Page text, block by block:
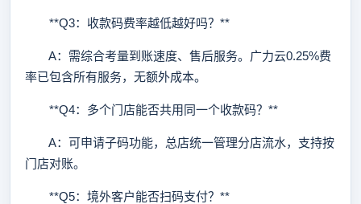
**Q3：收款码费率越低越好吗？**
A：需综合考量到账速度、售后服务。广力云0.25%费
率已包含所有服务，无额外成本。
**Q4：多个门店能否共用同一个收款码？**
A：可申请子码功能，总店统一管理分店流水，支持按
门店对账。
**Q5：境外客户能否扫码支付？**